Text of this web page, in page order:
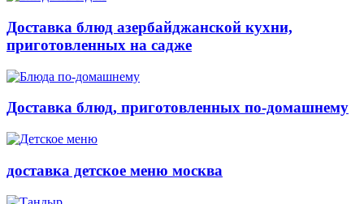
Доставка блюд азербайджанской кухни,
приготовленных на садже
Доставка блюд, приготовленных по-домашнему
доставка детское меню москва